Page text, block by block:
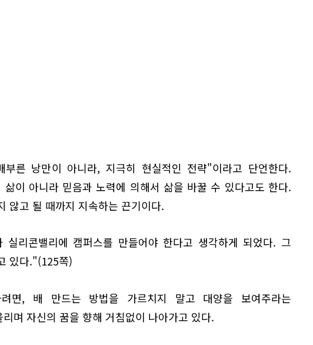
른 낭만이 아니라, 지극히 현실적인 전략"이라고 단언한다.
삶이 아니라 믿음과 노력에 의해서 삶을 바꿀 수 있다고도 한다.
않고 될 때까지 지속하는 끈기이다.
실리콘밸리에 캠퍼스를 만들어야 한다고 생각하게 되었다. 그
있다."(125쪽)
면, 배 만드는 방법을 가르치지 말고 대양을 보여주라는
며 자신의 꿈을 향해 거침없이 나아가고 있다.